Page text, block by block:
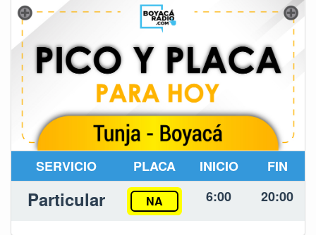
SERVICIO PLACA INICIO FIN
Particular NA 6:00 20:00